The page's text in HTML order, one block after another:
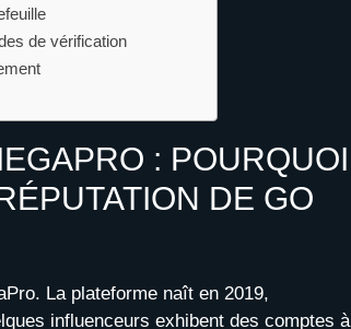
de vérification
: POURQUOI
DE GO
La plateforme naît en 2019,
influenceurs exhibent des comptes à